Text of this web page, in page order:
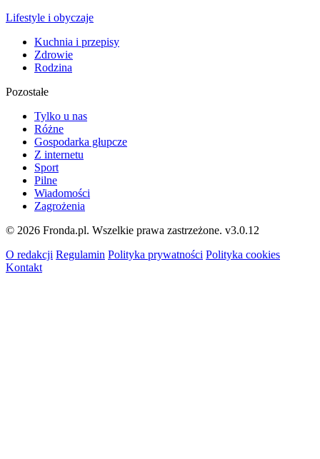
Lifestyle i obyczaje
Kuchnia i przepisy
Zdrowie
Rodzina
Pozostałe
Tylko u nas
Różne
Gospodarka głupcze
Z internetu
Sport
Pilne
Wiadomości
Zagrożenia
© 2026 Fronda.pl. Wszelkie prawa zastrzeżone. v3.0.12
O redakcji Regulamin Polityka prywatności Polityka cookies
Kontakt